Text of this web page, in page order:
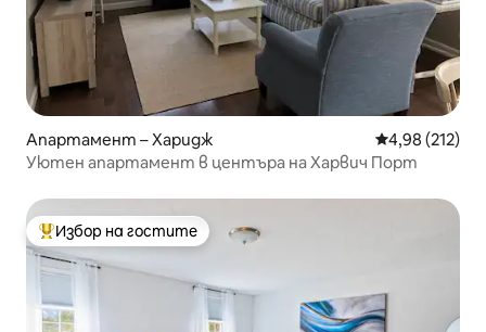
Апартамент – Харидж Средна
4,98 (212)
Уютен апартамент в центъра на Харвич Порт
Най-популярен избор на гостите
Избор на гостите